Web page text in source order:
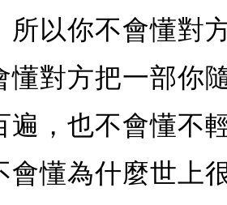
所以你不會懂對
懂對方把一部你
遍，也不會懂不
會懂為什麼世上